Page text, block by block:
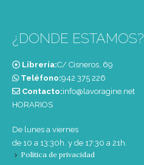
¿DONDE ESTAMOS?
Librería:C/ Cisneros, 69
Teléfono:‭942 375 226‬
Contacto:info@lavoragine.net
HORARIOS
De lunes a viernes
de 10 a 13:30h. y de 17:30 a 21h.
Política de privacidad